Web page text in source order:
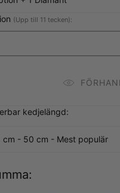
(Upp till 11 tecken):
kedjelängd:
cm - 50 cm - Mest populär
: